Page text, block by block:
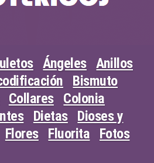
Ángeles Anillos
Bismuto
Collares
Colonia
Dietas
Dioses y
Flores Fluorita
Fotos